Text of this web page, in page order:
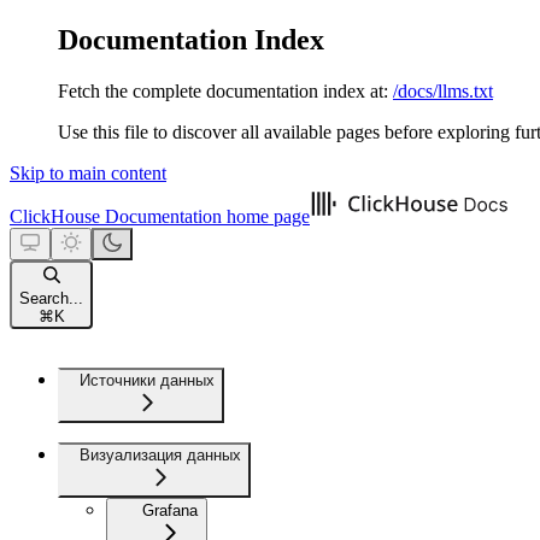
Documentation Index
Fetch the complete documentation index at: /docs/llms.txt
Use this file to discover all available pages before exploring
Skip to main content
ClickHouse Documentation home page
Search...
⌘ K
Источники данных
Визуализация данных
Grafana